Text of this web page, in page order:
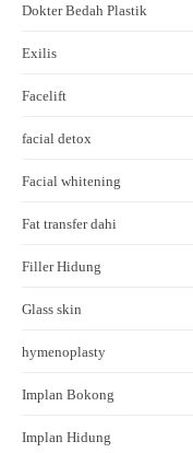
Dokter Bedah Plastik
Exilis
Facelift
facial detox
Facial whitening
Fat transfer dahi
Filler Hidung
Glass skin
hymenoplasty
Implan Bokong
Implan Hidung